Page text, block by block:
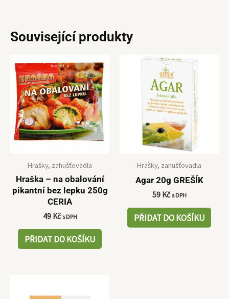
Související produkty
Hrašky, zahušťovadla
Hraška – na obalování
pikantní bez lepku 250g
CERIA
49 Kč s DPH
PŘIDAT DO KOŠÍKU
Hrašky, zahušťovadla
Agar 20g GREŠÍK
59 Kč s DPH
PŘIDAT DO KOŠÍKU